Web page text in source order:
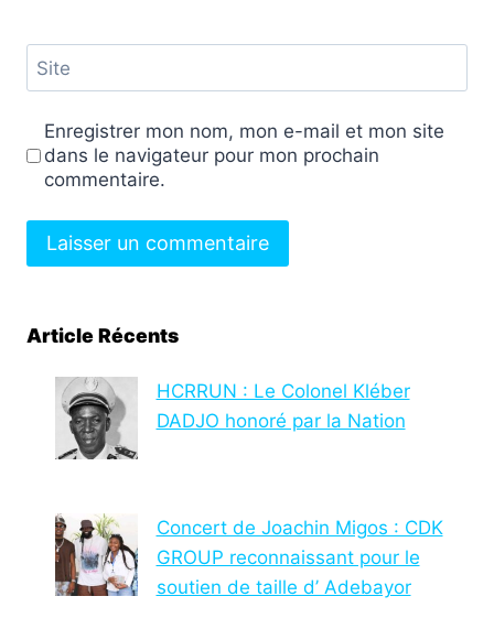
Site
Enregistrer mon nom, mon e-mail et mon site
dans le navigateur pour mon prochain
commentaire.
Article Récents
HCRRUN : Le Colonel Kléber
DADJO honoré par la Nation
Concert de Joachin Migos : CDK
GROUP reconnaissant pour le
soutien de taille d’ Adebayor